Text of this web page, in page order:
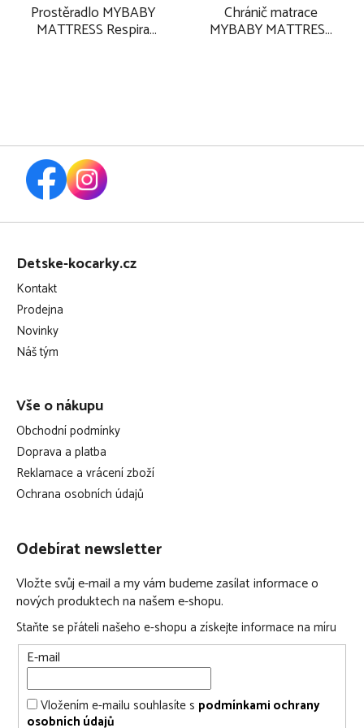
Prostěradlo MYBABY
MATTRESS Respira
Chránič matrace
MYBABY MATTRESS
Z
Detske-kocarky.cz
Kontakt
Prodejna
Novinky
Náš tým
Vše o nákupu
Obchodní podmínky
Doprava a platba
Reklamace a vrácení zboží
Ochrana osobních údajů
Odebírat newsletter
Vložte svůj e-mail a my vám budeme zasílat informace o
nových produktech na našem e-shopu.
Staňte se přáteli našeho e-shopu a získejte informace na míru
E-mail
Vložením e-mailu souhlasíte s podmínkami ochrany
osobních údajů